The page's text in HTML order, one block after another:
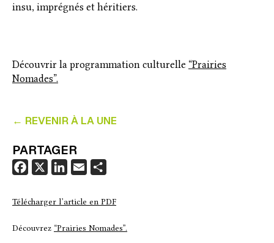
← REVENIR À LA UNE
PARTAGER
c
b
X
n
e
a
l
r
a
Télécharger l’article en PDF
Découvrez “Prairies Nomades”.
insu, imprégnés et héritiers.
Découvrir la programmation culturelle “Prairies
Nomades”.